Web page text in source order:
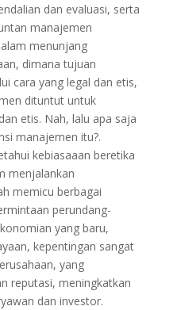
dan evaluasi, serta
manajemen
menunjang
dimana tujuan
cara yang legal dan etis,
dituntut untuk
etis. Nah, lalu apa saja
manajemen itu?.
kebiasaaan beretika
menjalankan
memicu berbagai
perundang-
yang baru,
kepentingan sangat
yang
reputasi, meningkatkan
dan investor.